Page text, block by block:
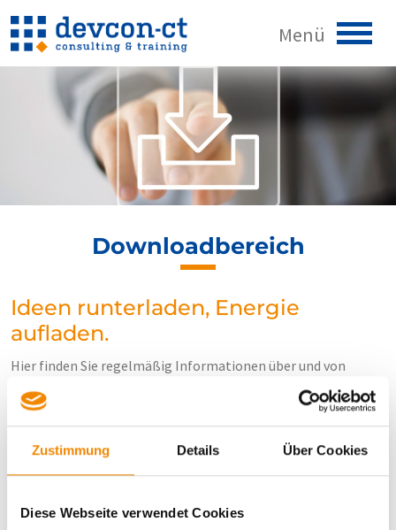
Zustimmung Details Über Cookies
Diese Webseite verwendet Cookies
Home
Wir
Wir mögen
Wir können
Offene Trainings
grow-how4.0
Downloadbereich
Ideen runterladen, Energie
aufladen.
Hier finden Sie regelmäßig Informationen über und von
DEVCON-CT.
Downloads